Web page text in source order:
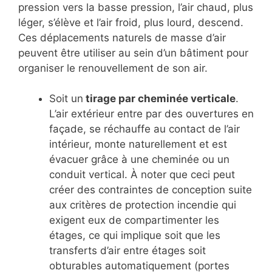
pression vers la basse pression, l’air chaud, plus
léger, s’élève et l’air froid, plus lourd, descend.
Ces déplacements naturels de masse d’air
peuvent être utiliser au sein d’un bâtiment pour
organiser le renouvellement de son air.
Soit un tirage par cheminée verticale.
L’air extérieur entre par des ouvertures en
façade, se réchauffe au contact de l’air
intérieur, monte naturellement et est
évacuer grâce à une cheminée ou un
conduit vertical. À noter que ceci peut
créer des contraintes de conception suite
aux critères de protection incendie qui
exigent eux de compartimenter les
étages, ce qui implique soit que les
transferts d’air entre étages soit
obturables automatiquement (portes